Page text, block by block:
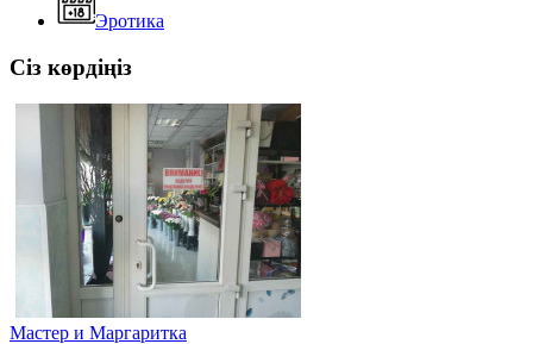
Эротика
Сіз көрдіңіз
Мастер и Маргаритка